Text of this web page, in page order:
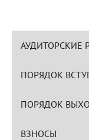
АУДИТОРСКИЕ
ПОРЯДОК
ПОРЯДОК
ВЗНОСЫ